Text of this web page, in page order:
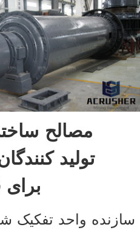
مصالح
تولید
سازنده واحد تفکیک